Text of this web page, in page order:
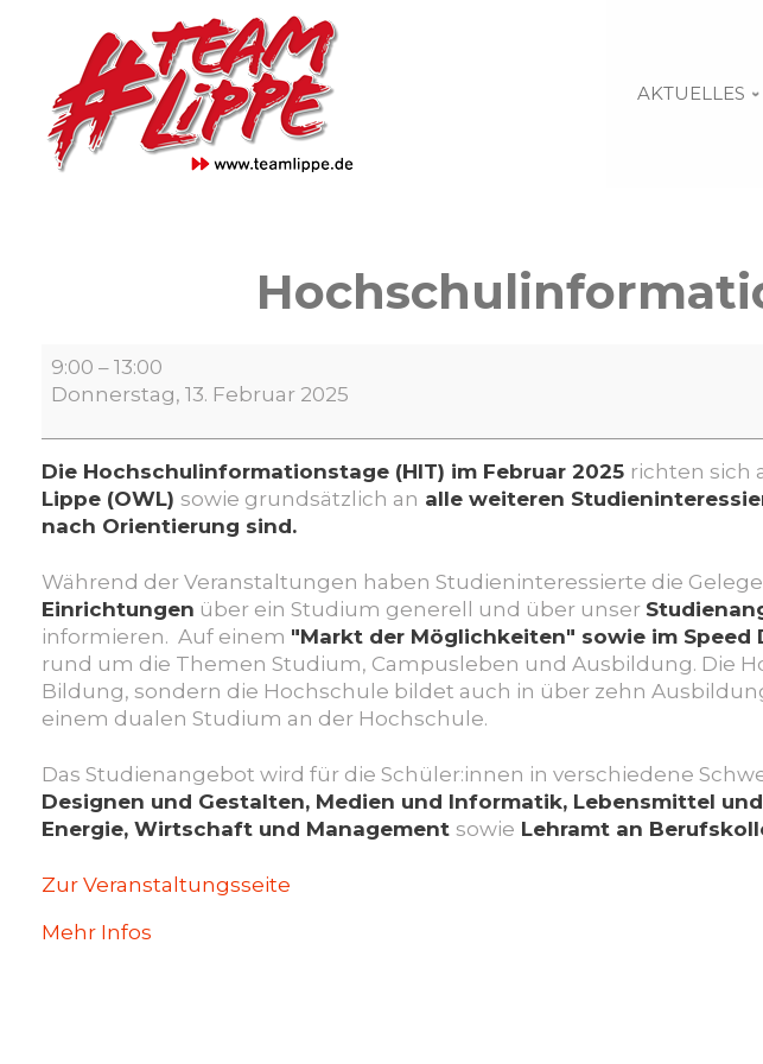
AKTUELLES
Hochschulinformationstage
an
TH
OWL
9:00 – 13:00
Donnerstag, 13. Februar 2025
Die Hochschulinformationstage (HIT) im Februar 2025 richten sich
Lippe (OWL) sowie grundsätzlich an alle weiteren
nach Orientierung sind.
Während der Veranstaltungen haben Studieninteressierte die
Einrichtungen über ein Studium generell und über unser
informieren. Auf einem "Markt der Möglichkeiten" sowie im Speed
rund um die Themen Studium, Campusleben und Ausbildung. Die
Bildung, sondern die Hochschule bildet auch in über zehn
einem dualen Studium an der Hochschule.
Das Studienangebot wird für die Schüler:innen in verschiedene
Designen und Gestalten, Medien und Informatik, Lebensmittel
Energie, Wirtschaft und Management sowie Lehramt an
Zur Veranstaltungsseite
Mehr Infos